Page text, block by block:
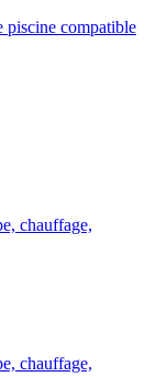
piscine compatible
chauffage,
chauffage,